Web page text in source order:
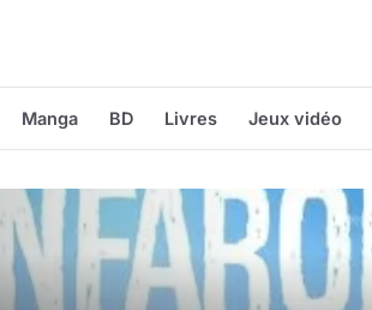
Manga BD Livres Jeux vidéo